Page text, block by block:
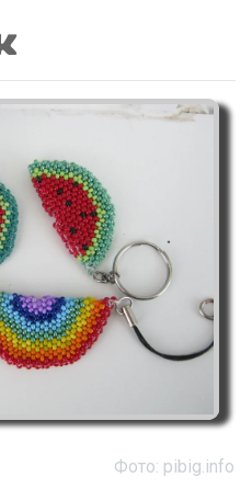
Фото: pibig.info